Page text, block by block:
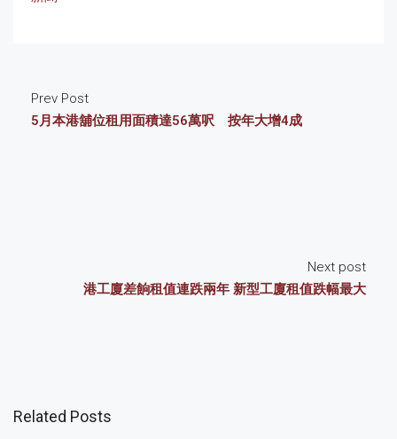
Prev Post
5月本港舖位租用面積達56萬呎 按年大增4成
Next post
港工廈差餉租值連跌兩年 新型工廈租值跌幅最大
Related Posts